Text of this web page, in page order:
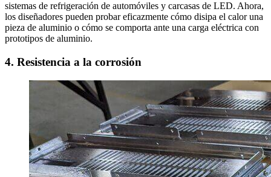
sistemas de refrigeración de automóviles y carcasas de LED. Ahora,
los diseñadores pueden probar eficazmente cómo disipa el calor una
pieza de aluminio o cómo se comporta ante una carga eléctrica con
prototipos de aluminio.
4. Resistencia a la corrosión